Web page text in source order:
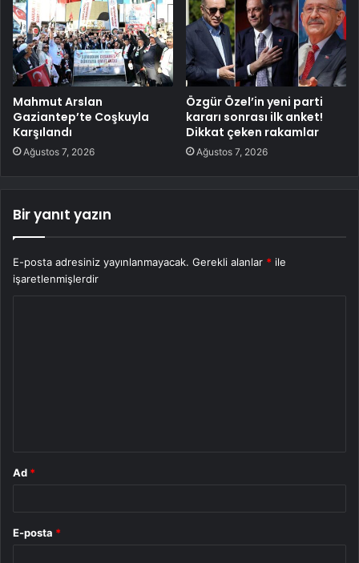
Mahmut Arslan
Gaziantep’te Coşkuyla
Karşılandı
Ağustos 7, 2026
Özgür Özel’in yeni parti
kararı sonrası ilk anket!
Dikkat çeken rakamlar
Ağustos 7, 2026
Bir yanıt yazın
E-posta adresiniz yayınlanmayacak. Gerekli alanlar * ile
işaretlenmişlerdir
Ad *
E-posta *